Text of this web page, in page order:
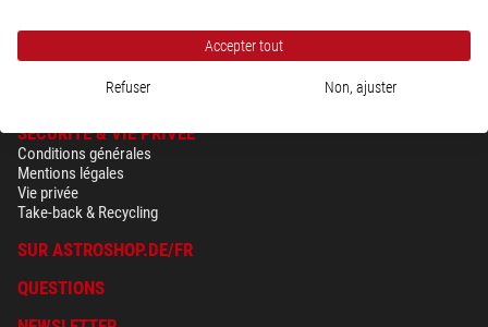
SÉCURITÉ & VIE PRIVÉE
Conditions générales
Mentions légales
Vie privée
Take-back & Recycling
SUR ASTROSHOP.DE/FR
QUESTIONS
Accepter tout
Refuser Non, ajuster